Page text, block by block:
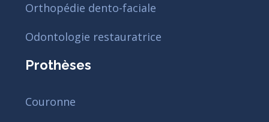
Orthopédie dento-faciale
Odontologie restauratrice
Prothèses
Couronne